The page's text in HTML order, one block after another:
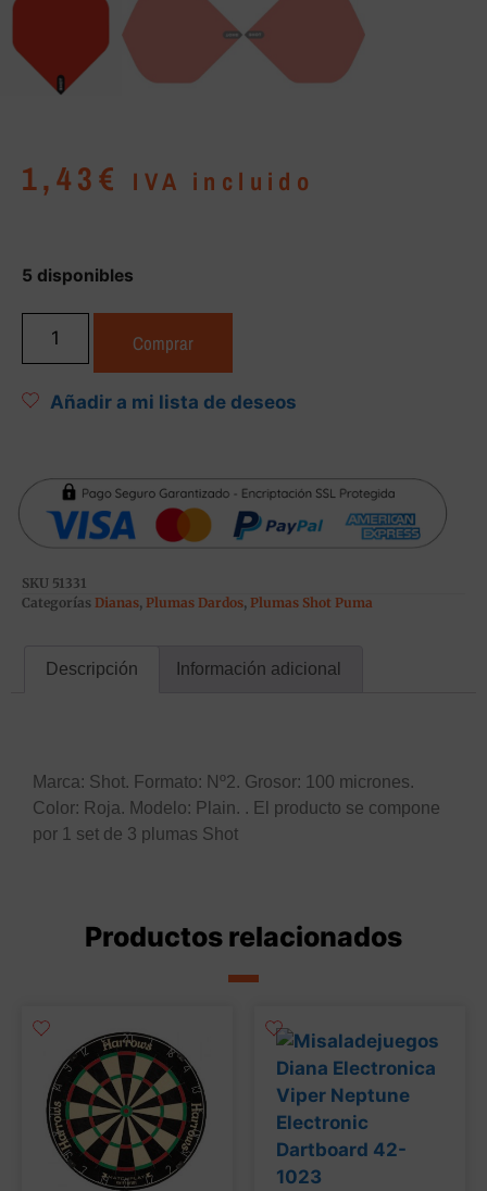
1,43€ IVA incluido
5 disponibles
Comprar
Añadir a mi lista de deseos
SKU 51331
Categorías Dianas, Plumas Dardos, Plumas Shot Puma
Descripción Información adicional
Marca: Shot. Formato: Nº2. Grosor: 100 micrones.
Color: Roja. Modelo: Plain. . El producto se compone
por 1 set de 3 plumas Shot
Productos relacionados